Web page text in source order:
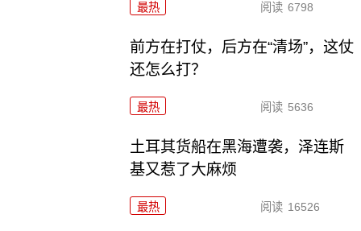
最热 阅读 6798
前方在打仗，后方在“清场”，这仗
还怎么打？
最热 阅读 5636
土耳其货船在黑海遭袭，泽连斯
基又惹了大麻烦
最热 阅读 16526